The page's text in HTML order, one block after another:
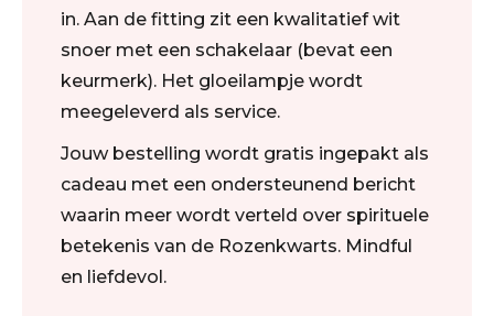
in. Aan de fitting zit een kwalitatief wit
snoer met een schakelaar (bevat een
keurmerk). Het gloeilampje wordt
meegeleverd als service.
Jouw bestelling wordt gratis ingepakt als
cadeau met een ondersteunend bericht
waarin meer wordt verteld over spirituele
betekenis van de Rozenkwarts. Mindful
en liefdevol.